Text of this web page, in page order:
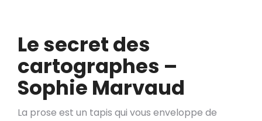
Le secret des
cartographes –
Sophie Marvaud
La prose est un tapis qui vous enveloppe de